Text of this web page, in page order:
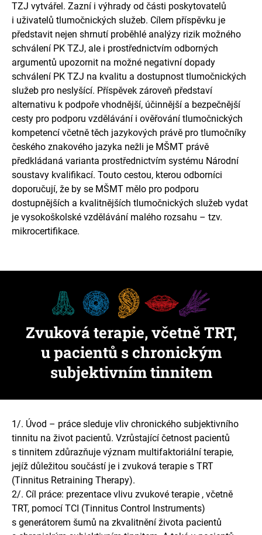
TZJ vytvářel. Zazní i výhrady od části poskytovatelů
i uživatelů tlumočnických služeb. Cílem příspěvku je
představit nejen shrnutí proběhlé analýzy rizik možného
schválení PK TZJ, ale i prostřednictvím odborných
argumentů upozornit na možné negativní dopady
schválení PK TZJ na kvalitu a dostupnost tlumočnických
služeb pro neslyšící. Příspěvek zároveň představí
alternativu k podpoře vhodnější, účinnější a bezpečnější
cesty pro podporu vzdělávání i ověřování tlumočnických
kompetencí včetně těch jazykových právě pro tlumočníky
českého znakového jazyka nežli je MŠMT právě
předkládaná varianta prostřednictvím systému Národní
soustavy kvalifikací. Touto cestou, kterou odborníci
doporučují, že by se MŠMT mělo pro podporu
dostupnějších a kvalitnějších tlumočnických služeb vydat
je vysokoškolské vzdělávání malého rozsahu – tzv.
mikrocertifikace.
Zvuková terapie, včetně TRT,
u pacientů s chronickým
subjektivním tinnitem
1/. Úvod – práce sleduje vliv chronického subjektivního
tinnitu na život pacientů. Vzrůstající četnost pacientů
s tinnitem zdůrazňuje význam multifaktoriální terapie,
jejíž důležitou součástí je i zvuková terapie s TRT
(Tinnitus Retraining Therapy).
2/. Cíl práce: prezentace vlivu zvukové terapie , včetně
TRT, pomocí TCI (Tinnitus Control Instruments)
s generátorem šumů na zkvalitnění života pacientů